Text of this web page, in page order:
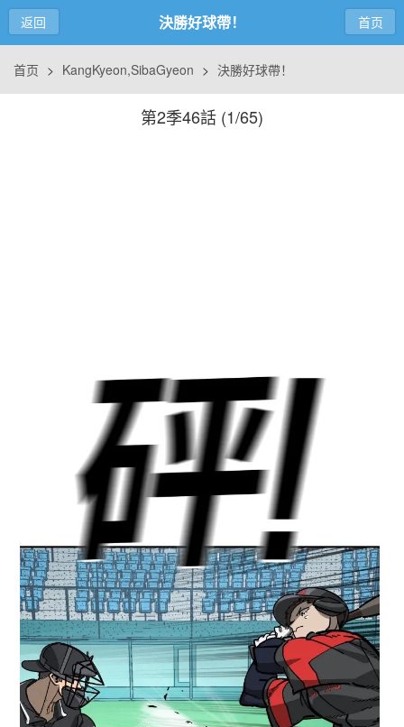
返回 決勝好球帶！ 首页
首页 > KangKyeon,SibaGyeon > 決勝好球帶！
第2季46話 (1/65)